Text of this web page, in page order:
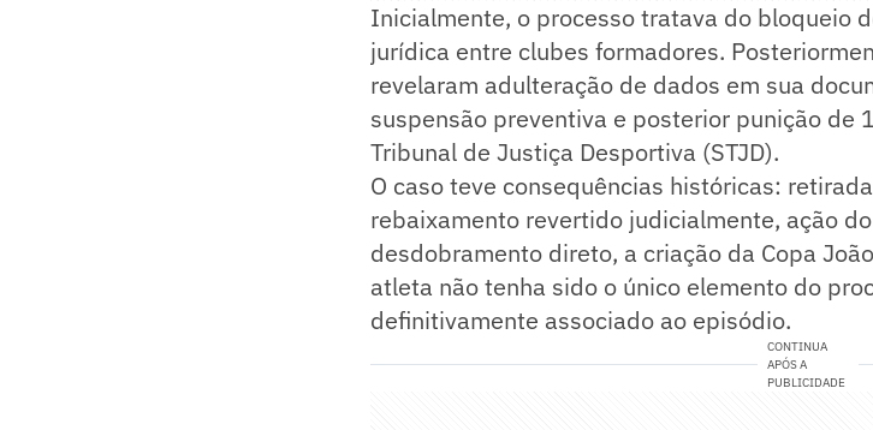
Inicialmente, o processo tratava do bloqueio
jurídica entre clubes formadores.
revelaram adulteração de dados em sua
suspensão preventiva e posterior punição de
Tribunal de Justiça Desportiva (STJD).
O caso teve consequências históricas:
rebaixamento revertido judicialmente, ação
desdobramento direto, a criação da Copa
atleta não tenha sido o único elemento do
definitivamente associado ao episódio.
CONTINUA
APÓS A
PUBLICIDADE